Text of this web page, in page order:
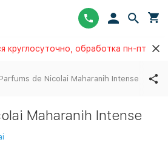
круглосуточно, обработка пн-пт
Parfums de Nicolai Maharanih Intense
Maharanih Intense